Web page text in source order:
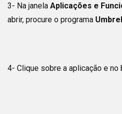
3- Na janela Aplicações e
abrir, procure o programa
4- Clique sobre a aplicação e no